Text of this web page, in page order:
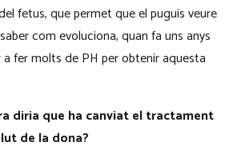
fetus, que permet que el puguis veure
com evoluciona, quan fa uns anys
fer molts de PH per obtenir aquesta
diria que ha canviat el tractament
de la dona?